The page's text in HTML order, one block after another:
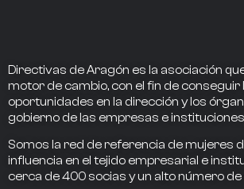
Directivas de Aragón es la asociación
motor de cambio, con el fin de conseguir
oportunidades en la dirección y los
gobierno de las empresas e
Somos la red de referencia de mujeres
influencia en el tejido empresarial e
cerca de400 socias y un alto número